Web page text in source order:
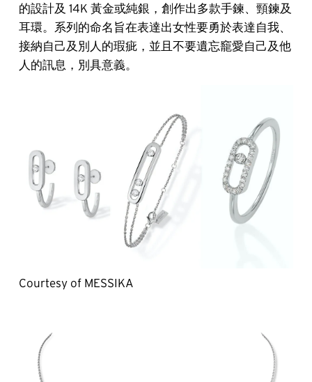
的設計及 14K 黃金或純銀，創作出多款手鍊、頸鍊及
耳環。系列的命名旨在表達出女性要勇於表達自我、
接納自己及別人的瑕疵，並且不要遺忘竉愛自己及他
人的訊息，別具意義。
Courtesy of MESSIKA